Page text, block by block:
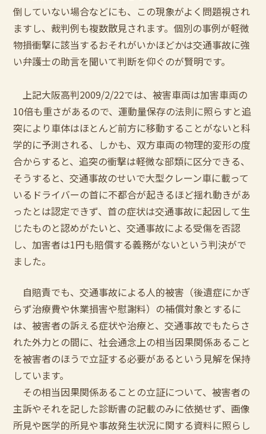
倒していない場合などにも、この現象がよく問題視され
ますし、裁判例も複数散見されます。個別の事例が軽微
物損衝撃に該当するおそれがいかほどかは交通事故に強
い弁護士の助言を聞いて判断を仰ぐのが賢明です。
上記大阪高判2009/2/22では、被害車両は加害車両の
10倍も重さがあるので、運動量保存の法則に照らすと追
突により車体はほとんど前方に移動することがないと科
学的に予測される、しかも、双方車両の物理的変形の度
合からすると、追突の衝撃は軽微な部類に区分できる、
そうすると、交通事故のせいで大型クレーン車に載って
いるドライバーの首に不都合が起きるほど揺れ動きがあ
ったとは認定できず、首の症状は交通事故に起因して生
じたものと認めがたいと、交通事故による受傷を否認
し、加害者は1円も賠償する義務がないという判決がで
ました。
自賠責でも、交通事故による人的被害（後遺症にかぎ
らず治療費や休業損害や慰謝料）の補償対象とするに
は、被害者の訴える症状や治療と、交通事故でもたらさ
れた外力との間に、社会通念上の相当因果関係あること
を被害者のほうで立証する必要があるという見解を保持
しています。
その相当因果関係あることの立証について、被害者の
主訴やそれを記した診断書の記載のみに依拠せず、画像
所見や医学的所見や事故発生状況に関する資料に照らし